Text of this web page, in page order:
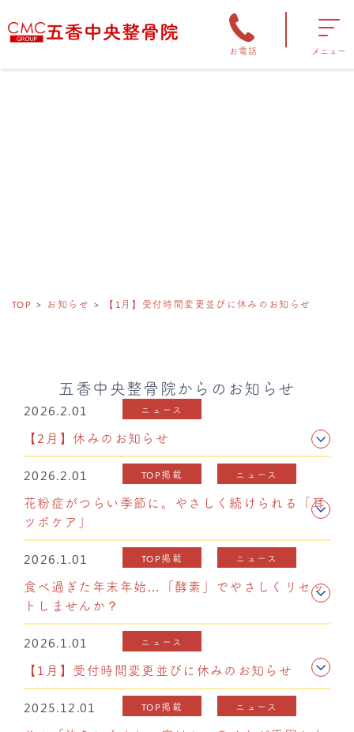
お電話 メニュー
TOP お知らせ 【1月】受付時間変更並びに休みのお知らせ
五香中央整骨院からのお知らせ
2026.2.01 ニュース
【2月】休みのお知らせ
2026.2.01 TOP掲載 ニュース
花粉症がつらい季節に。やさしく続けられる「耳
ツボケア」
2026.1.01 TOP掲載 ニュース
食べ過ぎた年末年始…「酵素」でやさしくリセッ
トしませんか？
2026.1.01 ニュース
【1月】受付時間変更並びに休みのお知らせ
2025.12.01 TOP掲載 ニュース